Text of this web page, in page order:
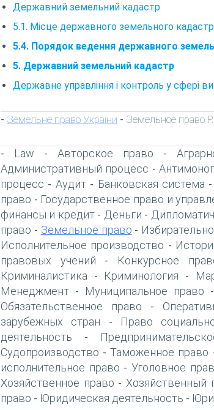
Державний земельний кадастр
5.1. Місце державного земельного
5.4. Порядок ведення державного
5. Державний земельний кадастр
Державне управління і контроль у сфері
- Земельне право України - Земельное право
- Law -Авторское право -
Административный процесс -
процесс - Аудит- Банковская система -
право - Государственное право и
финансы и кредит- Деньги -
право - Земельное право -
Исполнительное производство -
правовых учений - Конкурсное
Криминалистика - Криминология -
Менеджмент - Муниципальное право -
Обязательственное право -
зарубежных стран - Право
деятельность -
Судопроизводство -Таможенное право
исполнительное право -Уголовное
Хозяйственное право - Хозяйственный
право - Юридическая деятельность -